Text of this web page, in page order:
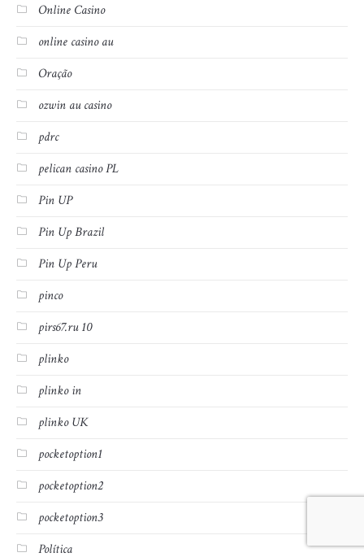
Online Casino
online casino au
Oração
ozwin au casino
pdrc
pelican casino PL
Pin UP
Pin Up Brazil
Pin Up Peru
pinco
pirs67.ru 10
plinko
plinko in
plinko UK
pocketoption1
pocketoption2
pocketoption3
Política